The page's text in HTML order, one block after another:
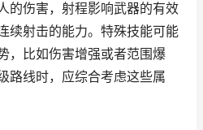
的伤害，射程影响武器的有效
续射击的能力。特殊技能可能
，比如伤害增强或者范围爆
路线时，应综合考虑这些属